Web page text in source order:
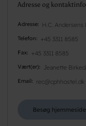
Adresse og
Adresse H.C. Andersens
Telefon +45 3311 8585
Fax +45 3311 8585
Vært(er) Jeanette
Email rec@cphhostel.dk
Besøg